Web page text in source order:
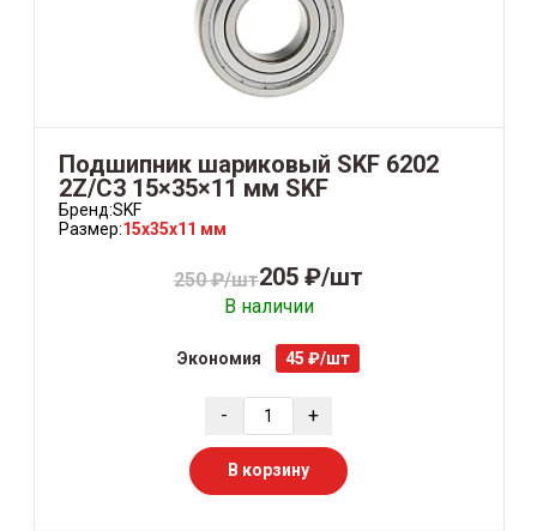
Подшипник шариковый SKF 6202
2Z/С3 15×35×11 мм SKF
Бренд:SKF
Размер:15x35x11 мм
250 ₽/шт205 ₽/шт
В наличии
Экономия 45 ₽/шт
- +
В корзину